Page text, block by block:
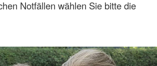
Notfällen wählen Sie bitte die